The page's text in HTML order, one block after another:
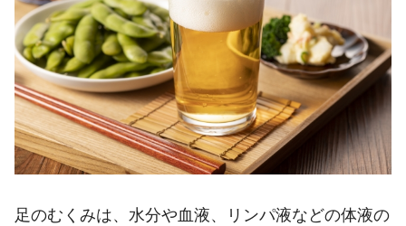
足のむくみは、水分や血液、リンパ液などの体液の